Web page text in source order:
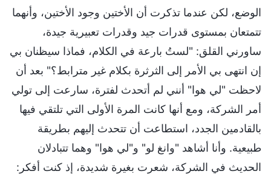
الوضع، لكن عندما تذكرت أن الأختين وجود الأختين، وأنهما
تتمتعان بمستوى قدرات جيد وقدرات تعبيرية جيدة،
ساورني القلق: "لستُ بارعة في الكلام، فماذا سيظنان بي
إن انتهى بي الأمر إلى الثرثرة بكلام غير مترابط؟" بعد أن
لاحظت "لي هوا" أنني لم أتحدث لفترة، سارعت إلى تولي
أمر الشركة، ومع أنها كانت المرة الأولى التي تلتقي فيها
بالقادمين الجدد، استطاعت أن تتحدث إليهم بطريقة
طبيعية. وأنا أشاهد "وانغ لو" و"لي هوا" وهما تتبادلان
الحديث في الشركة، شعرت بغيرة شديدة، إذ كنت أفكر: